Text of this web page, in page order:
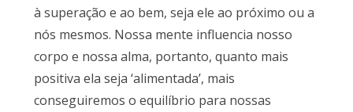
à superação e ao bem, seja ele ao próximo ou a
nós mesmos. Nossa mente influencia nosso
corpo e nossa alma, portanto, quanto mais
positiva ela seja ‘alimentada’, mais
conseguiremos o equilíbrio para nossas